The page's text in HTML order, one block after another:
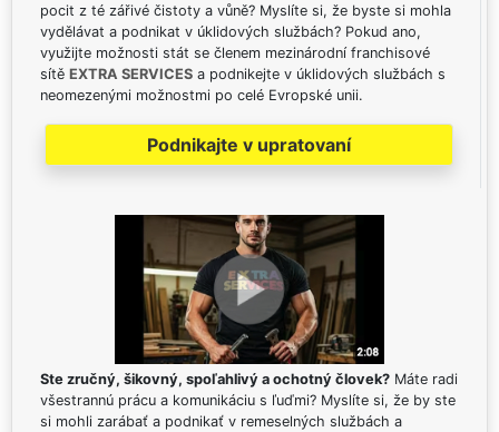
pocit z té zářivé čistoty a vůně? Myslíte si, že byste si mohla
vydělávat a podnikat v úklidových službách? Pokud ano,
využijte možnosti stát se členem mezinárodní franchisové
sítě EXTRA SERVICES a podnikejte v úklidových službách s
neomezenými možnostmi po celé Evropské unii.
Podnikajte v upratovaní
Ste zručný, šikovný, spoľahlivý a ochotný človek? Máte radi
všestrannú prácu a komunikáciu s ľuďmi? Myslíte si, že by ste
si mohli zarábať a podnikať v remeselných službách a